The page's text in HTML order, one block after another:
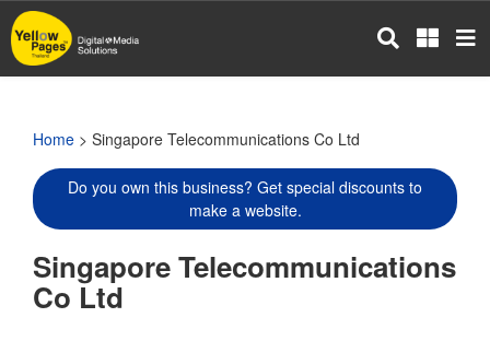
Skip
to
main
Home > Singapore Telecommunications Co Ltd
Do you own this business? Get special discounts to
make a website.
Singapore Telecommunications
Co Ltd